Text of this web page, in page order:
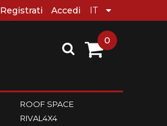
Registrati Accedi
ROOF SPACE
RIVAL4X4
0